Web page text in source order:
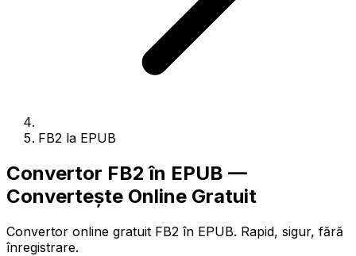
FB2 la EPUB
Convertor FB2 în EPUB —
Convertește Online Gratuit
Convertor online gratuit FB2 în EPUB. Rapid, sigur, fără
înregistrare.